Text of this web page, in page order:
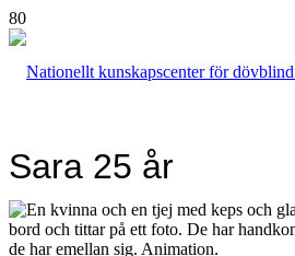
Sara 25 år